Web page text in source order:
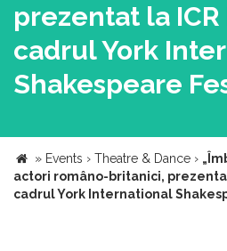
prezentat la
cadrul York
Shakespeare
» Events › Theatre & Dance ›
actori româno-britanici,
cadrul York International